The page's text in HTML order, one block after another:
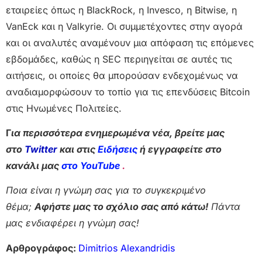
εταιρείες όπως η BlackRock, η Invesco, η Bitwise, η
VanEck και η Valkyrie. Οι συμμετέχοντες στην αγορά
και οι αναλυτές αναμένουν μια απόφαση τις επόμενες
εβδομάδες, καθώς η SEC περιηγείται σε αυτές τις
αιτήσεις, οι οποίες θα μπορούσαν ενδεχομένως να
αναδιαμορφώσουν το τοπίο για τις επενδύσεις Bitcoin
στις Ηνωμένες Πολιτείες.
Για περισσότερα ενημερωμένα νέα, βρείτε μας
στο Twitter και στις Ειδήσεις ή εγγραφείτε στο
κανάλι μας στο YouTube .
Ποια είναι η γνώμη σας για το συγκεκριμένο
θέμα;Αφήστε μας το σχόλιο σας από κάτω! Πάντα
μας ενδιαφέρει η γνώμη σας!
Αρθρογράφος: Dimitrios Alexandridis